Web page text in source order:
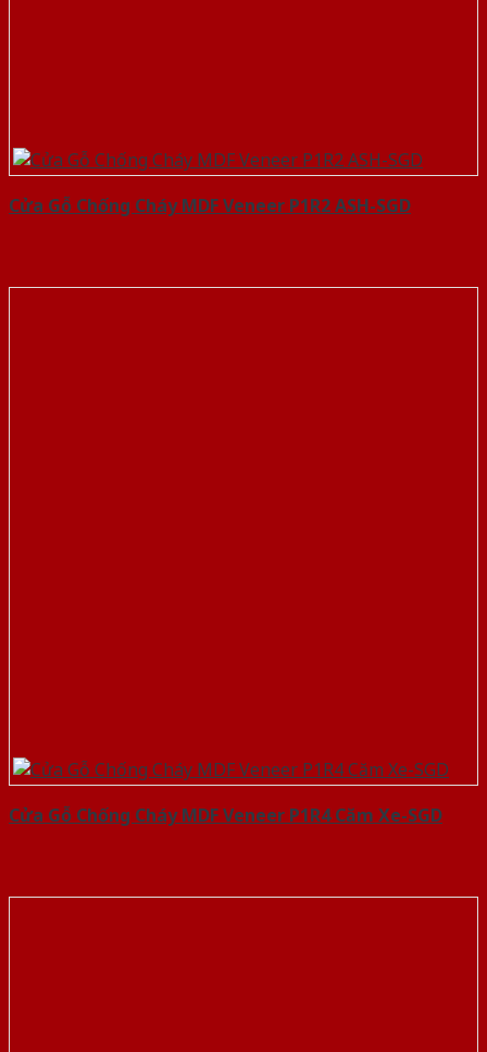
Cửa Gỗ Chống Cháy MDF Veneer P1R2 ASH-SGD
Cửa Gỗ Chống Cháy MDF Veneer P1R4 Căm Xe-SGD